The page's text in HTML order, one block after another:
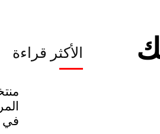
الأكثر قراءة
في